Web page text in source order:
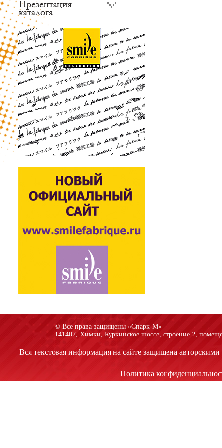
© Все права защищены «Спарк-M»
141407, Химки, Куркинское шоссе, строение 2,
Вся текстовая информация на сайте защищена
Политика